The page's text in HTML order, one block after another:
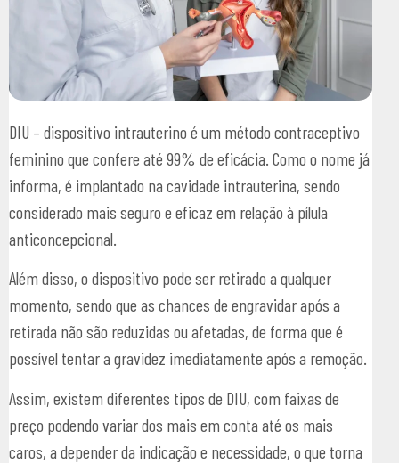
DIU – dispositivo intrauterino é um método contraceptivo
feminino que confere até 99% de eficácia. Como o nome já
informa, é implantado na cavidade intrauterina, sendo
considerado mais seguro e eficaz em relação à pílula
anticoncepcional.
Além disso, o dispositivo pode ser retirado a qualquer
momento, sendo que as chances de engravidar após a
retirada não são reduzidas ou afetadas, de forma que é
possível tentar a gravidez imediatamente após a remoção.
Assim, existem diferentes tipos de DIU, com faixas de
preço podendo variar dos mais em conta até os mais
caros, a depender da indicação e necessidade, o que torna